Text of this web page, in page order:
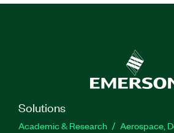
Solutions
Academic & Research
Aerospace,